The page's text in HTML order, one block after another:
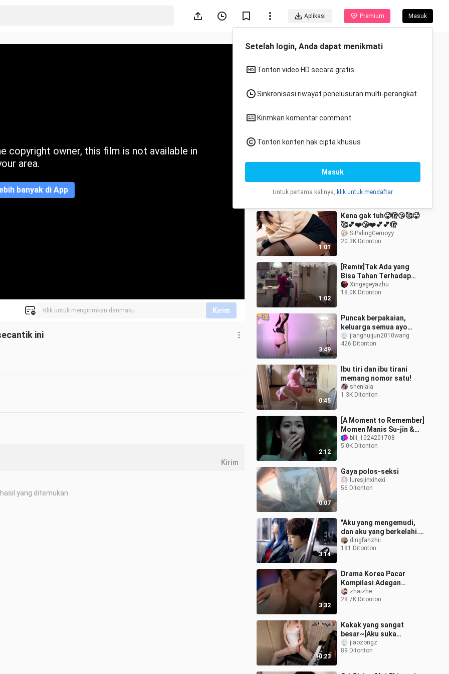
Aplikasi Premium Masuk
copyright owner, this film is not available in
area.
banyak di App
Kirim
ini
Semua Anime
0:16
DO YOU LIKE SIDE B??
93.8K Ditonton
1:01
Kena gak tuh🥵🫣😘🥰🥵
🥰💕❤️😘❤️💕💕🫣
SiPalingGemoyy
20.3K Ditonton
1:02
[Remix]Tak Ada yang
Bisa Tahan Terhadap
Pacar yang Terlalu Aktif
Xingegeyazhu
18.0K Ditonton
3:49
Puncak berpakaian,
keluarga semua ayo
masuk dan belajar padu
padan!!
jianghuijun2010wang
426 Ditonton
0:45
Ibu tiri dan ibu tirani
memang nomor satu!
shenlala
1.3K Ditonton
2:12
[A Moment to Remember]
Momen Manis Su-jin &
Chul-soo
bili_1024201708
5.0K Ditonton
0:07
Gaya polos-seksi
luresjinxihexi
56 Ditonton
3:14
"Aku yang mengemudi,
dan aku yang berkelahi.
Pacar macam apa
kamu?" Pacar kecil yang
dingfanzhii
181 Ditonton
3:32
Drama Korea Pacar
Kompilasi Adegan
Ciuman
zhaizhe
28.7K Ditonton
10:23
Kakak yang sangat
besar~[Aku suka
belajar?] Lagu penutup
“DARLING in the
jiaozongz
89 Ditonton
Kirim
yang ditemukan.